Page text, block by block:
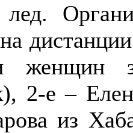
женщин
2-е –
из